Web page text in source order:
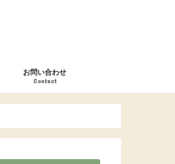
お問い合わせ
Contact